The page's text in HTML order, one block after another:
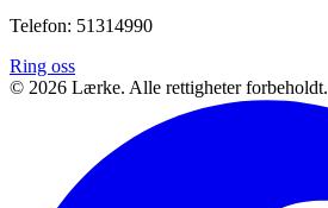
Telefon: 51314990
Ring oss
© 2026 Lærke. Alle rettigheter forbeholdt.